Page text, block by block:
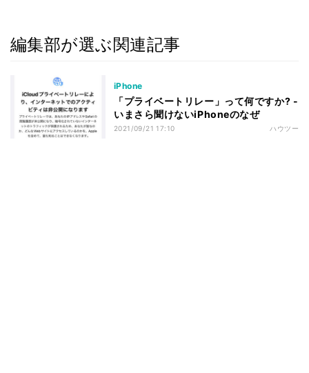
編集部が選ぶ関連記事
iPhone
「プライベートリレー」って何ですか? -
いまさら聞けないiPhoneのなぜ
2021/09/21 17:10 ハウツー